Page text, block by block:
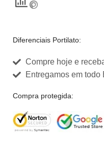
Diferenciais Portilato:
Compre hoje e
Entregamos em todo
Compra protegida: